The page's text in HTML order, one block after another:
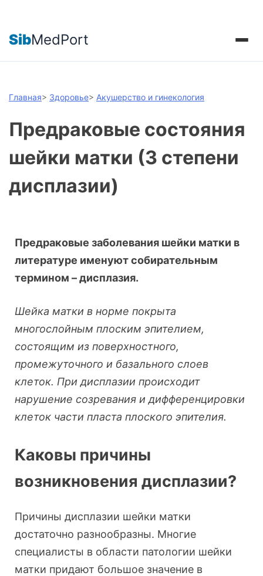
SibMedPort
Главная> Здоровье> Акушерство и гинекология
Предраковые состояния
шейки матки (3 степени
дисплазии)
Предраковые заболевания шейки матки в
литературе именуют собирательным
термином – дисплазия.
Шейка матки в норме покрыта
многослойным плоским эпителием,
состоящим из поверхностного,
промежуточного и базального слоев
клеток. При дисплазии происходит
нарушение созревания и дифференцировки
клеток части пласта плоского эпителия.
Каковы причины
возникновения дисплазии?
Причины дисплазии шейки матки
достаточно разнообразны. Многие
специалисты в области патологии шейки
матки придают большое значение в